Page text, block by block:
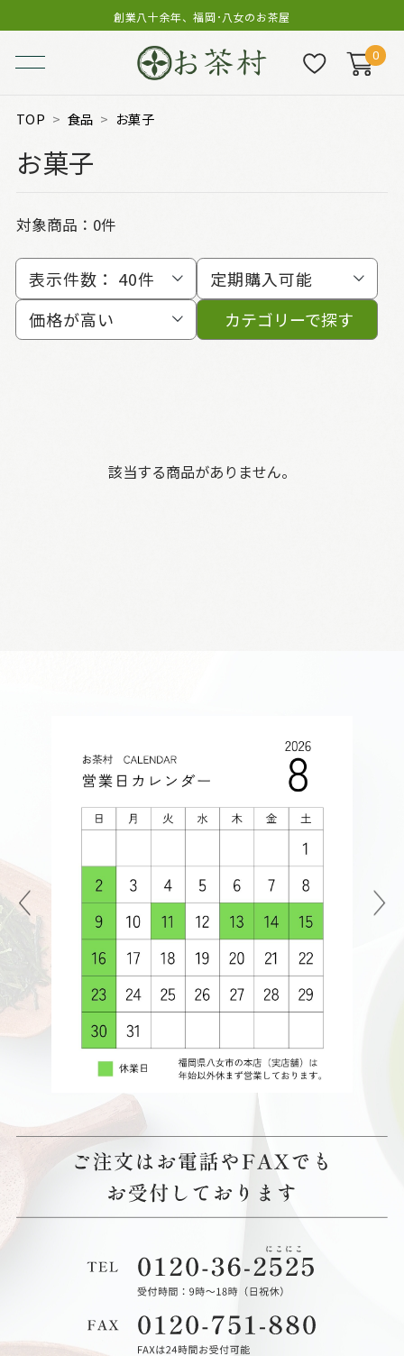
創業八十余年、福岡･八女のお茶屋
0
TOP 食品 お菓子
お菓子
対象商品：0件
表示件数： 40件
定期購入可能
価格が高い
カテゴリーで探す
該当する商品がありません。